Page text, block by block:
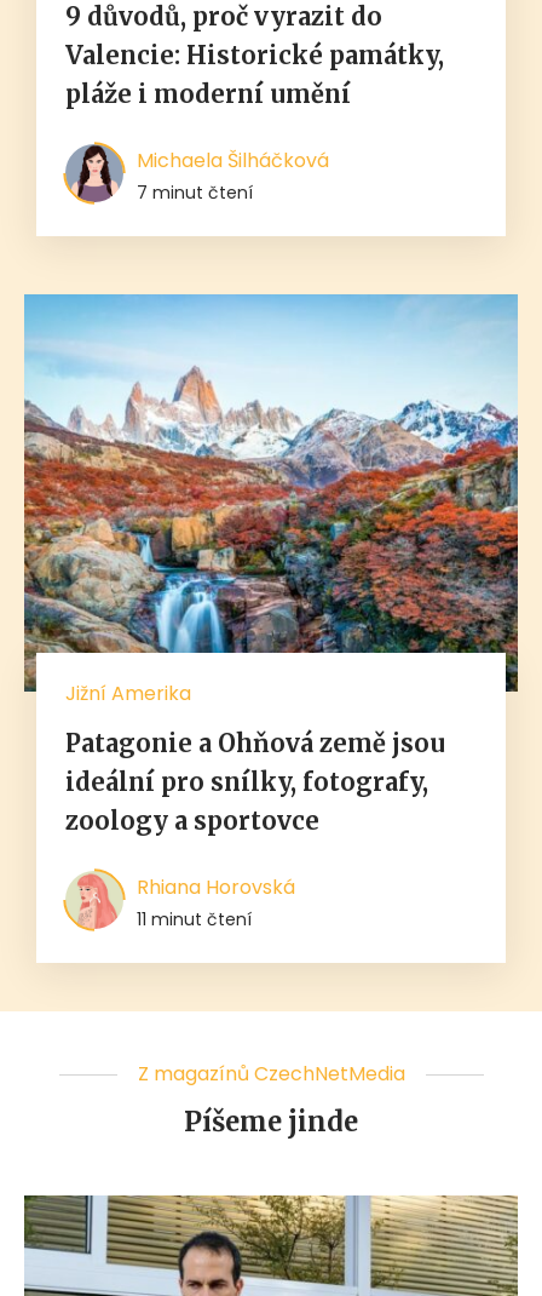
9 důvodů, proč vyrazit do
Valencie: Historické památky,
pláže i moderní umění
Michaela Šilháčková
7 minut čtení
Jižní Amerika
Patagonie a Ohňová země jsou
ideální pro snílky, fotografy,
zoology a sportovce
Rhiana Horovská
11 minut čtení
Z magazínů CzechNetMedia
Píšeme jinde